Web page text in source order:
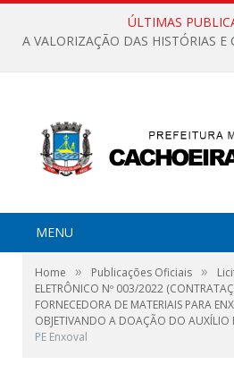
ÚLTIMAS
MENU
Home » Publicações Oficiais »
ELETRÔNICO Nº 003/2022
FORNECEDORA DE MATERIAIS PARA
OBJETIVANDO A DOAÇÃO DO AUXÍLIO
PE Enxoval